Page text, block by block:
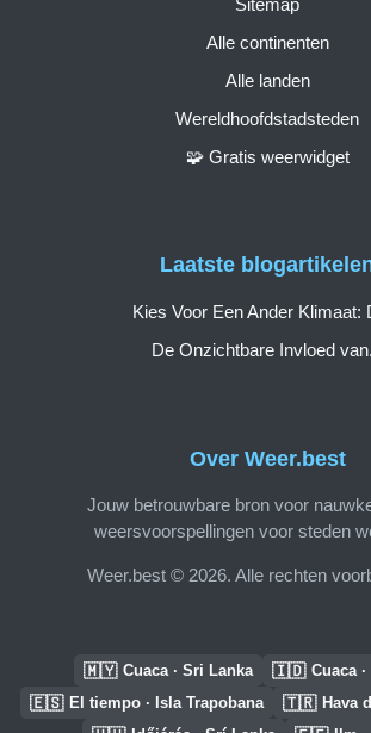
Over Weer.best
Jouw betrouwbare bron voor
weersvoorspellingen voor steden
Weer.best © 2026. Alle rechten
Alle continenten
Alle landen
Wereldhoofdstadsteden
🧩 Gratis weerwidget
Laatste
Kies Voor Een Ander Klimaat:
De Onzichtbare Invloed
🇲🇾 Cuaca · Sri Lanka 🇮🇩 Cuaca
🇪🇸 El tiempo · Isla Trapobana 🇹🇷 Hava